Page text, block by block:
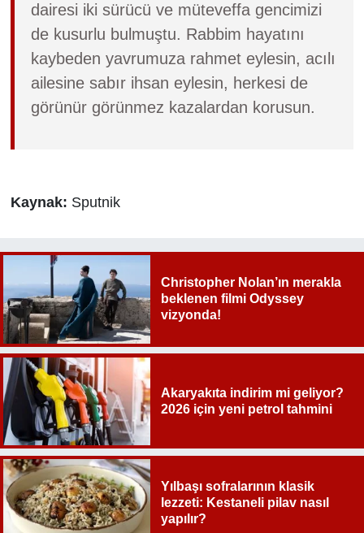
dairesi iki sürücü ve müteveffa gencimizi
de kusurlu bulmuştu. Rabbim hayatını
kaybeden yavrumuza rahmet eylesin, acılı
ailesine sabır ihsan eylesin, herkesi de
görünür görünmez kazalardan korusun.
Kaynak: Sputnik
Christopher Nolan’ın merakla
beklenen filmi Odyssey
vizyonda!
Akaryakıta indirim mi geliyor?
2026 için yeni petrol tahmini
Yılbaşı sofralarının klasik
lezzeti: Kestaneli pilav nasıl
yapılır?